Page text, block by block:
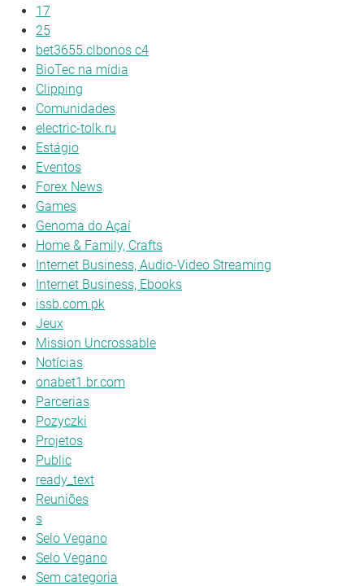
17
25
bet3655.clbonos c4
BioTec na mídia
Clipping
Comunidades
electric-tolk.ru
Estágio
Eventos
Forex News
Games
Genoma do Açaí
Home & Family, Crafts
Internet Business, Audio-Video Streaming
Internet Business, Ebooks
issb.com.pk
Jeux
Mission Uncrossable
Notícias
onabet1.br.com
Parcerias
Pozyczki
Projetos
Public
ready_text
Reuniões
s
Selo Vegano
Selo Vegano
Sem categoria